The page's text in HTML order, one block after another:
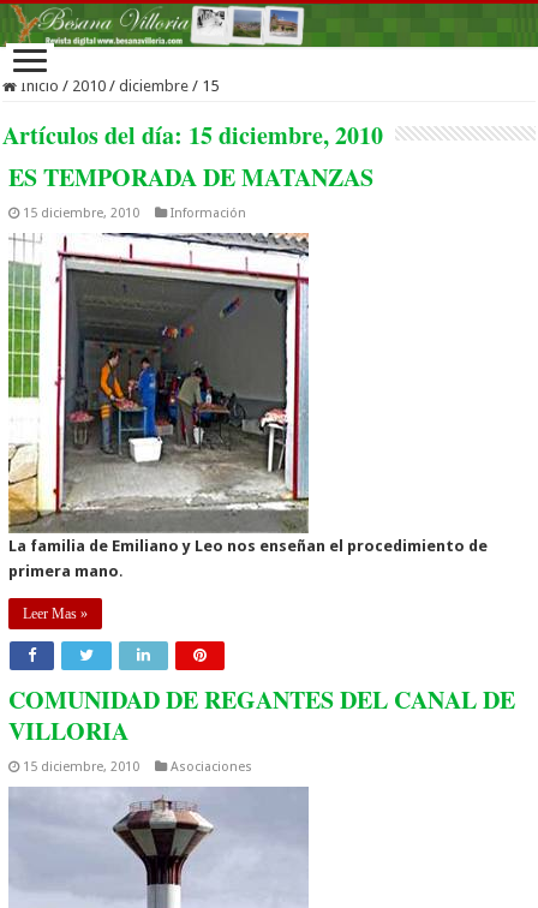
Inicio / 2010 / diciembre / 15
Artículos del día: 15 diciembre, 2010
ES TEMPORADA DE MATANZAS
15 diciembre, 2010 Información
La familia de Emiliano y Leo nos enseñan el procedimiento de
primera mano.
Leer Mas »
COMUNIDAD DE REGANTES DEL CANAL DE
VILLORIA
15 diciembre, 2010 Asociaciones